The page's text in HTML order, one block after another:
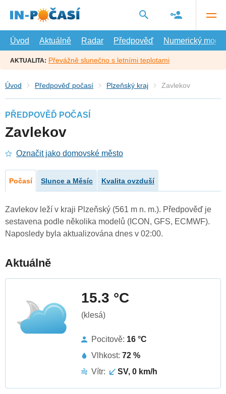
hlavní
Úvod
Aktuálně Radar Předpověď Numerický model
AKTUALITA: Převážně slunečno s letními teplotami
Úvod Předpověď počasí Plzeňský kraj Zavlekov
PŘEDPOVĚĎ POČASÍ
Zavlekov
Označit jako domovské město
Počasí Slunce a Měsíc Kvalita ovzduší
Zavlekov leží v kraji Plzeňský (561 m n. m.). Předpověď je
sestavena podle několika modelů (ICON, GFS, ECMWF).
Naposledy byla aktualizována dnes v 02:00.
Aktuálně
15.3 °C
(klesá)
Pocitově: 16 °C
Vlhkost: 72 %
Vítr:
SV, 0 km/h